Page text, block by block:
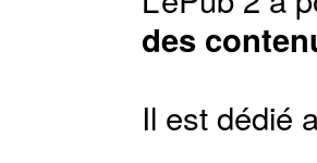
des
Il est dédié